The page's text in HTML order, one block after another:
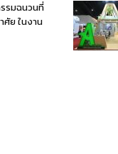
รมฉนวนที่
ศัย ในงาน